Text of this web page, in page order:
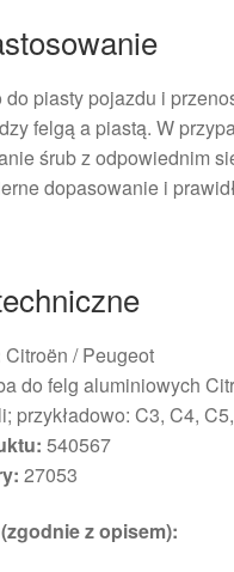
do piasty pojazdu i
felgą a piastą. W
śrub z odpowiednim
dopasowanie i
Citroën / Peugeot
do felg aluminiowych
przykładowo: C3, C4,
540567
27053
z opisem):